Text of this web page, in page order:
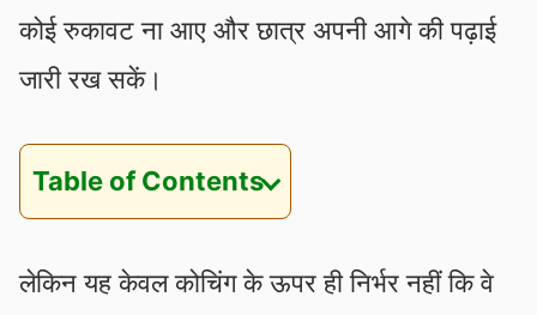
कोई रुकावट ना आए और छात्र अपनी आगे की पढ़ाई
जारी रख सकें।
Table of Contents
लेकिन यह केवल कोचिंग के ऊपर ही निर्भर नहीं कि वे